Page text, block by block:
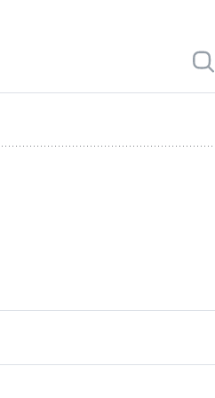
Медиа-центр
Новости в регионе
и аудитРынок акций